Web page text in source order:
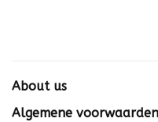
About us
Algemene voorwaarden